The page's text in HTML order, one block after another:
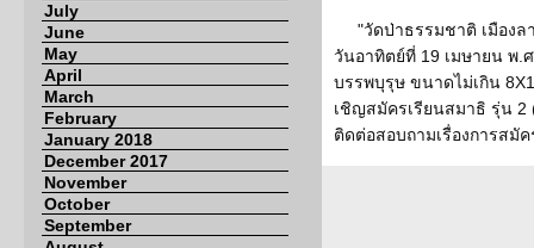
July
June
May
April
March
February
January 2018
December 2017
November
October
September
"วัดป่าธรรมชาติ เมือง
วันอาทิตย์ที่ 19 เมษายน พ
บรรพบุรุษ ขนาดไม่เกิน
เชิญสมัครเรียนสมาธิ รุ่น 2
ติดต่อสอบถามเรื่องการสมั